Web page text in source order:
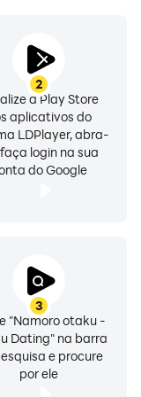
faça contato com
goste de você,
recurso com
tem um custo.
gratuita:
2
a Play Store
aplicativos do
LDPlayer, abra-
login na sua
do Google
3
"Namoro otaku -
Dating" na barra
e procure
por ele